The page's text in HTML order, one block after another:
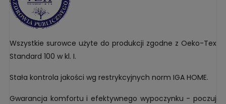
Wszystkie surowce użyte do produkcji zgodne z Oeko-Tex
Standard 100 w kl. I.
Stała kontrola jakości wg restrykcyjnych norm IGA HOME.
Gwarancja komfortu i efektywnego wypoczynku - poczuj